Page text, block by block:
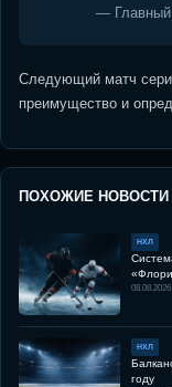
— Главный
Следующий матч
преимущество и
ПОХОЖИЕ НОВОСТИ
НХЛ
08.08.2026
НХЛ
году